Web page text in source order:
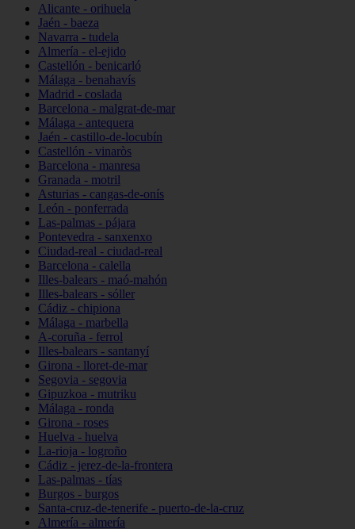
Alicante - orihuela
Jaén - baeza
Navarra - tudela
Almería - el-ejido
Castellón - benicarló
Málaga - benahavís
Madrid - coslada
Barcelona - malgrat-de-mar
Málaga - antequera
Jaén - castillo-de-locubín
Castellón - vinaròs
Barcelona - manresa
Granada - motril
Asturias - cangas-de-onís
León - ponferrada
Las-palmas - pájara
Pontevedra - sanxenxo
Ciudad-real - ciudad-real
Barcelona - calella
Illes-balears - maó-mahón
Illes-balears - sóller
Cádiz - chipiona
Málaga - marbella
A-coruña - ferrol
Illes-balears - santanyí
Girona - lloret-de-mar
Segovia - segovia
Gipuzkoa - mutriku
Málaga - ronda
Girona - roses
Huelva - huelva
La-rioja - logroño
Cádiz - jerez-de-la-frontera
Las-palmas - tías
Burgos - burgos
Santa-cruz-de-tenerife - puerto-de-la-cruz
Almería - almería